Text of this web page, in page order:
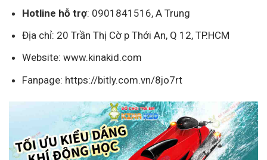
Hotline hỗ trợ: 0901841516, A Trung
Địa chỉ: 20 Trần Thị Cờ p Thới An, Q 12, TP.HCM
Website: www.kinakid.com
Fanpage: https://bitly.com.vn/8jo7rt